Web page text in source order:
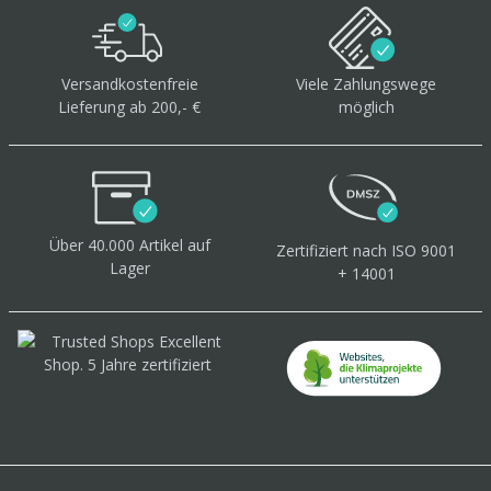
Versandkostenfreie
Lieferung ab 200,- €
Viele Zahlungswege
möglich
Über 40.000 Artikel auf
Lager
Zertifiziert nach ISO 9001
+ 14001